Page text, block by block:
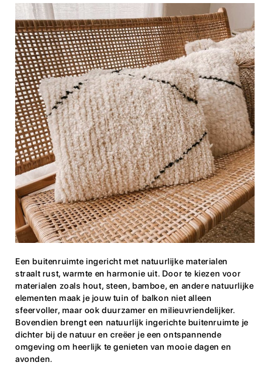
Een buitenruimte ingericht met natuurlijke materialen
straalt rust, warmte en harmonie uit. Door te kiezen voor
materialen zoals hout, steen, bamboe, en andere natuurlijke
elementen maak je jouw tuin of balkon niet alleen
sfeervoller, maar ook duurzamer en milieuvriendelijker.
Bovendien brengt een natuurlijk ingerichte buitenruimte je
dichter bij de natuur en creëer je een ontspannende
omgeving om heerlijk te genieten van mooie dagen en
avonden.